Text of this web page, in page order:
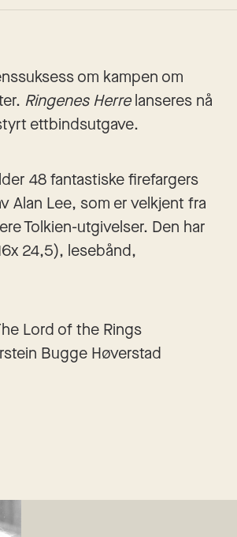
om kampen om
Ringenes Herre lanseres nå
ettbindsutgave.
48 fantastiske firefargers
Alan Lee, som er velkjent fra
Tolkien-utgivelser. Den har
24,5), lesebånd,
Lord of the Rings
Bugge Høverstad